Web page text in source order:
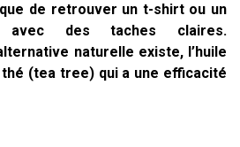
de retrouver un t-shirt ou un
des taches claires.
naturelle existe, l’huile
(tea tree) qui a une efficacité